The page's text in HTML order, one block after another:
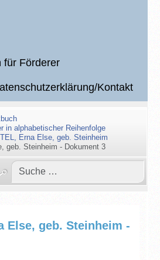
für Förderer
Kontakt
in alphabetischer Reihenfolge
Erna Else, geb. Steinheim
geb. Steinheim - Dokument 3
Else, geb. Steinheim -